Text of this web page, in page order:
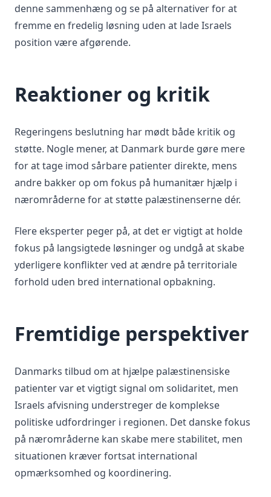
denne sammenhæng og se på alternativer for at
fremme en fredelig løsning uden at lade Israels
position være afgørende.
Reaktioner og kritik
Regeringens beslutning har mødt både kritik og
støtte. Nogle mener, at Danmark burde gøre mere
for at tage imod sårbare patienter direkte, mens
andre bakker op om fokus på humanitær hjælp i
nærområderne for at støtte palæstinenserne dér.
Flere eksperter peger på, at det er vigtigt at holde
fokus på langsigtede løsninger og undgå at skabe
yderligere konflikter ved at ændre på territoriale
forhold uden bred international opbakning.
Fremtidige perspektiver
Danmarks tilbud om at hjælpe palæstinensiske
patienter var et vigtigt signal om solidaritet, men
Israels afvisning understreger de komplekse
politiske udfordringer i regionen. Det danske fokus
på nærområderne kan skabe mere stabilitet, men
situationen kræver fortsat international
opmærksomhed og koordinering.